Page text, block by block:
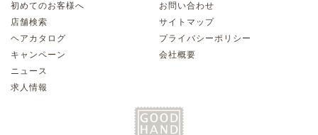
初めてのお客様へ
店舗検索
ヘアカタログ
キャンペーン
ニュース
求人情報
お問い合わせ
サイトマップ
プライバシーポリシー
会社概要